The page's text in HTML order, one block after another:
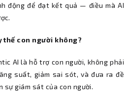
động để đạt kết quả — điều mà AI
thế con người không?
AI là hỗ trợ con người, không phải
suất, giảm sai sót, và đưa ra đề
sự giám sát của con người.